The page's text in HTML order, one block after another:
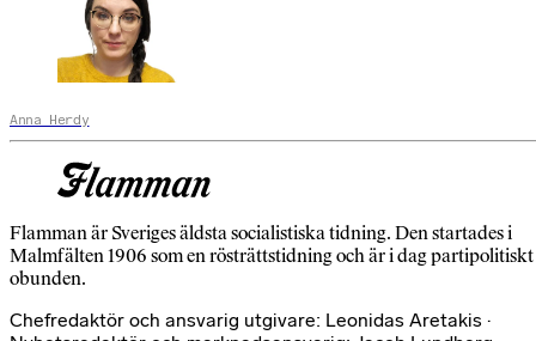
Anna Herdy
Flamman är Sveriges äldsta socialistiska tidning. Den startades i
Malmfälten 1906 som en rösträttstidning och är i dag partipolitiskt
obunden.
Chefredaktör och ansvarig utgivare: Leonidas Aretakis ·